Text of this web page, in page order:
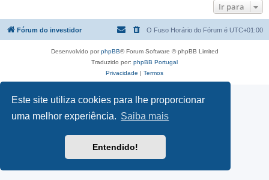
Este site utiliza cookies para lhe proporcionar
uma melhor experiência. Saiba mais
Entendido!
Ir para
Fórum do investidor O Fuso Horário do Fórum é UTC+01:00
Desenvolvido porphpBB® Forum Software © phpBB Limited
Traduzido por: phpBB Portugal
Privacidade | Termos